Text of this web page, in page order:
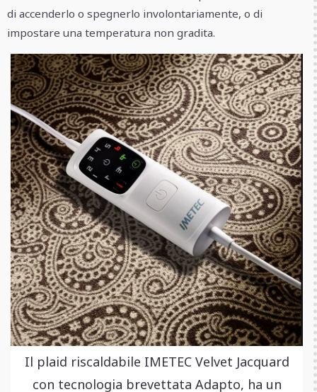
di accenderlo o spegnerlo involontariamente, o di
impostare una temperatura non gradita.
Il plaid riscaldabile IMETEC Velvet Jacquard
con tecnologia brevettata Adapto, ha un